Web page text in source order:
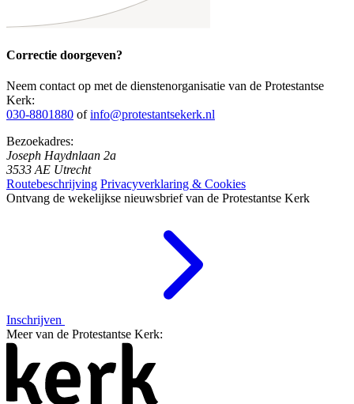
Correctie doorgeven?
Neem contact op met de dienstenorganisatie van de Protestantse
Kerk:
030-8801880 ofinfo@protestantsekerk.nl
Bezoekadres:
Joseph Haydnlaan 2a
3533 AE Utrecht
Routebeschrijving Privacyverklaring & Cookies
Ontvang de wekelijkse nieuwsbrief van de Protestantse Kerk
Inschrijven
Meer van de Protestantse Kerk: